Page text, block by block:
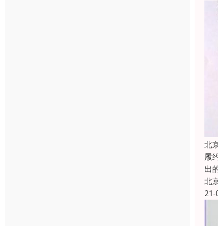
北
履
出
北
21-